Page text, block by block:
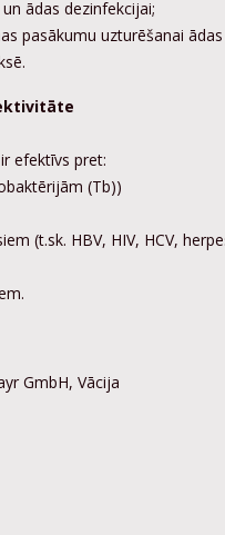
ādas dezinfekcijai;
pasākumu uzturēšanai
efektīvs pret:
(Tb))
(t.sk. HBV, HIV, HCV,
GmbH, Vācija